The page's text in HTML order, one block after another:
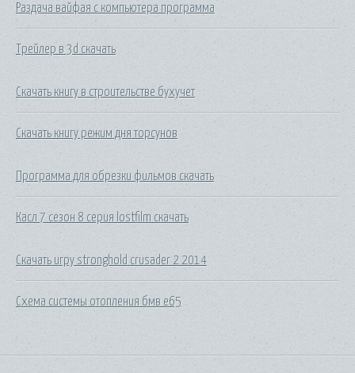
Раздача вайфая с компьютера программа
Трейлер в 3d скачать
Скачать книгу в строительстве бухучет
Скачать книгу режим дня торсунов
Программа для обрезки фильмов скачать
Касл 7 сезон 8 серия lostfilm скачать
Скачать игру stronghold crusader 2 2014
Схема системы отопления бмв е65